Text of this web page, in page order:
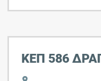
ΚΕΠ 586